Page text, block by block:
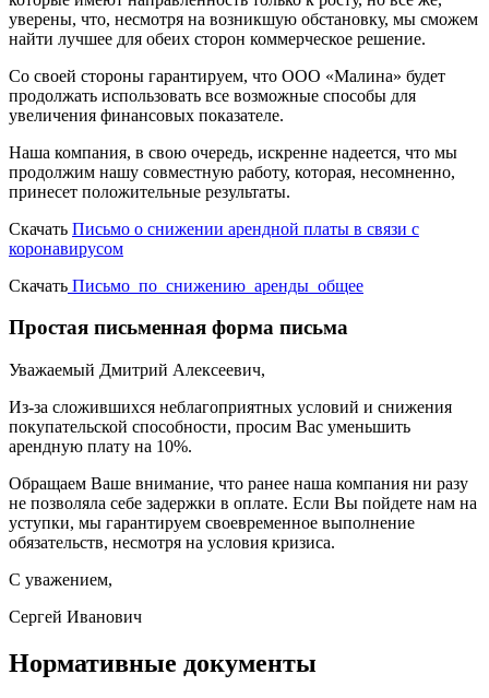
уверены, что, несмотря на возникшую обстановку, мы сможем
найти лучшее для обеих сторон коммерческое решение.
Со своей стороны гарантируем, что ООО «Малина» будет
продолжать использовать все возможные способы для
увеличения финансовых показателе.
Наша компания, в свою очередь, искренне надеется, что мы
продолжим нашу совместную работу, которая, несомненно,
принесет положительные результаты.
Скачать Письмо о снижении арендной платы в связи с
коронавирусом
Скачать Письмо_по_снижению_аренды_общее
Простая письменная форма письма
Уважаемый Дмитрий Алексеевич,
Из-за сложившихся неблагоприятных условий и снижения
покупательской способности, просим Вас уменьшить
арендную плату на 10%.
Обращаем Ваше внимание, что ранее наша компания ни разу
не позволяла себе задержки в оплате. Если Вы пойдете нам на
уступки, мы гарантируем своевременное выполнение
обязательств, несмотря на условия кризиса.
С уважением,
Сергей Иванович
Нормативные документы